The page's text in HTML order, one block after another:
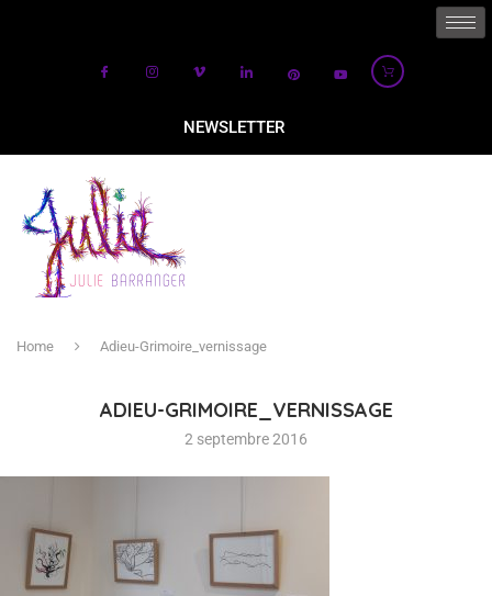
NEWSLETTER
Home Adieu-Grimoire_vernissage
ADIEU-GRIMOIRE_VERNISSAGE
2 septembre 2016